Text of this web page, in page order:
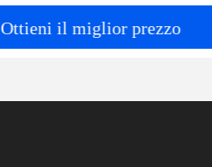
Ottieni il miglior prezzo